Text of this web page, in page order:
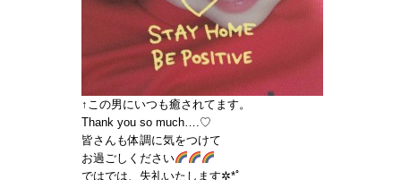
↑この男にいつも癒されてます。
Thank you so much….♡
皆さんも体調に気をつけて
お過ごしください
ではでは、失礼いたします✲*ﾟ